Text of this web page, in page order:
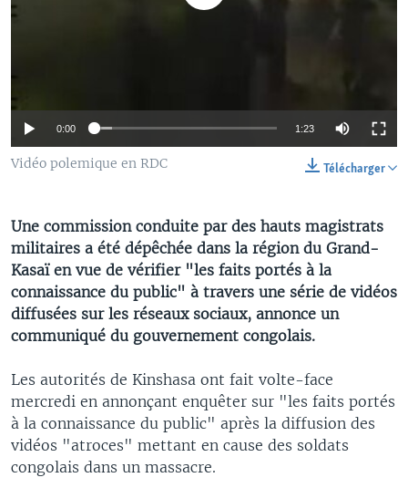
0:00 1:23
Télécharger
Vidéo polemique en RDC
Une commission conduite par des hauts magistrats
militaires a été dépêchée dans la région du Grand-
Kasaï en vue de vérifier "les faits portés à la
connaissance du public" à travers une série de vidéos
diffusées sur les réseaux sociaux, annonce un
communiqué du gouvernement congolais.
Les autorités de Kinshasa ont fait volte-face
mercredi en annonçant enquêter sur "les faits portés
à la connaissance du public" après la diffusion des
vidéos "atroces" mettant en cause des soldats
congolais dans un massacre.